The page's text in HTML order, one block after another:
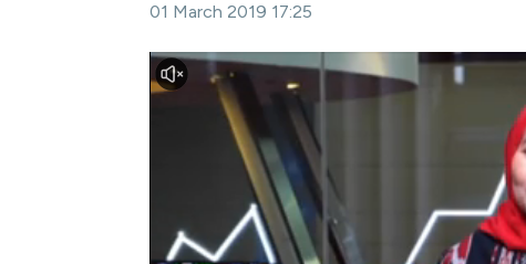
01 March 2019 17:25
Jakarta, CNBC Indonesia -
Direktur
Hadiningdyah menyatakan pihaknya
sejak 1 Maret 2019 hingga 21 Maret 2019
penggunaan dana serapan tidak hanya
Simak informasinya dalam dialog Erwin Surya
Kementerian Keuangan, Dwi Irianti